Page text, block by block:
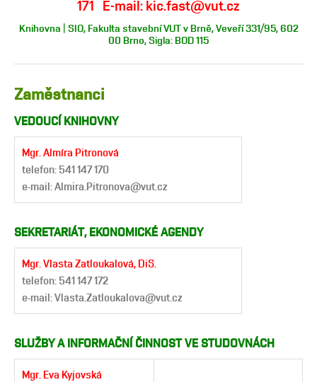
171 E-mail: kic.fast@vut.cz
Knihovna | SIO, Fakulta stavební VUT v Brně, Veveří 331/95, 602
00 Brno, Sigla: BOD 115
Zaměstnanci
VEDOUCÍ KNIHOVNY
Mgr. Almíra Pitronová
telefon: 541 147 170
e-mail: Almira.Pitronova@vut.cz
SEKRETARIÁT, EKONOMICKÉ AGENDY
Mgr. Vlasta Zatloukalová, DiS.
telefon: 541 147 172
e-mail: Vlasta.Zatloukalova@vut.cz
SLUŽBY A INFORMAČNÍ ČINNOST VE STUDOVNÁCH
Mgr. Eva Kyjovská